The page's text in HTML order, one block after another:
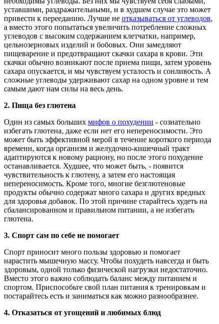
уставшими, раздражительными, и в худшем случае это может
привести к перееданию. Лучше не отказываться от углеводов,
а вместо этого попытаться увеличить потребление сложных
углеводов с высоким содержанием клетчатки, например,
цельнозерновых изделий и бобовых. Они замедляют
пищеварение и предотвращают скачки сахара в крови. Эти
скачки обычно возникают после приема пищи, затем уровень
сахара опускается, и мы чувствуем усталость и сонливость. А
сложные углеводы удерживают сахар на одном уровне и тем
самым дают нам силы на весь день.
2. Пища без глютена
Один из самых больших мифов о похудении - сознательно
избегать глютена, даже если нет его непереносимости. Это
может быть эффективной мерой в течение короткого периода
времени, когда организм и желудочно-кишечный тракт
адаптируются к новому рациону, но после этого похудение
останавливается. Худшее, что может быть, - появится
чувствительность к глютену, а затем его настоящая
непереносимость. Кроме того, многие безглютеновые
продукты обычно содержат много сахара и других вредных
для здоровья добавок. По этой причине старайтесь худеть на
сбалансированном и правильном питании, а не избегать
глютена.
3. Спорт сам по себе не помогает
Спорт приносит много пользы здоровью и помогает
нарастить мышечную массу. Чтобы похудеть навсегда и быть
здоровым, одной только физической нагрузки недостаточно.
Вместо этого важно соблюдать баланс между питанием и
спортом. Приспособьте свой план питания к тренировкам и
постарайтесь есть и заниматься как можно разнообразнее.
4. Отказаться от угощений и любимых блюд